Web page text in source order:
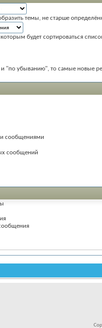
темы, не старше
будет сортироваться
и "по убыванию", то самые новые
сообщениями
сообщений